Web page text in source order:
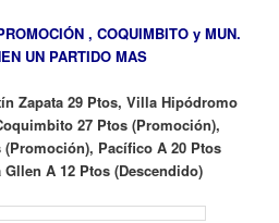
, COQUIMBITO y MUN.
UN PARTIDO MAS
Zapata 29 Ptos, Villa Hipódromo
27 Ptos (Promoción),
Pacífico A 20 Ptos
A 12 Ptos (Descendido)